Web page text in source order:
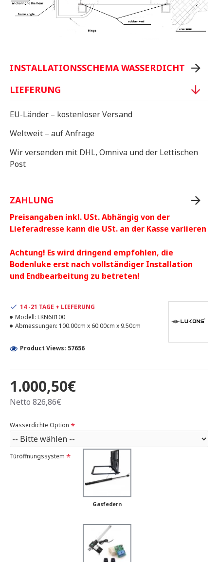
INSTALLATIONSSCHEMA WASSERDICHT
LIEFERUNG
EU-Länder – kostenloser Versand
Weltweit – auf Anfrage
Wir versenden mit DHL, Omniva und der Lettischen
Post
ZAHLUNG
Preisangaben inkl. USt. Abhängig von der
Lieferadresse kann die USt. an der Kasse variieren
Achtung! Es wird dringend empfohlen, die
Bodenluke erst nach vollständiger Installation
und Endbearbeitung zu betreten!
1.000,50€
Netto 826,86€
14 -21 TAGE + LIEFERUNG
Modell: LKN60100
Abmessungen: 100.00cm x 60.00cm x 9.50cm
Product Views: 57656
Wasserdichte Option
Türöffnungssystem
Gasfedern